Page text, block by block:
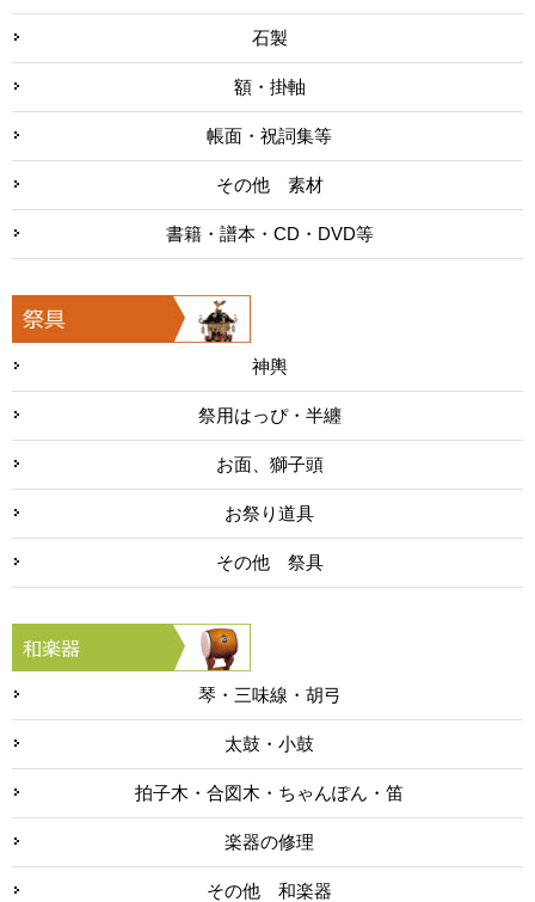
石製
額・掛軸
帳面・祝詞集等
その他 素材
書籍・譜本・CD・DVD等
神輿
祭用はっぴ・半纏
お面、獅子頭
お祭り道具
その他 祭具
琴・三味線・胡弓
太鼓・小鼓
拍子木・合図木・ちゃんぽん・笛
楽器の修理
その他 和楽器